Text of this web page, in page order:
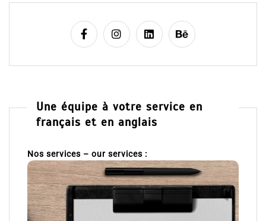
Une équipe à votre service en
français et en anglais
Nos services – our services :